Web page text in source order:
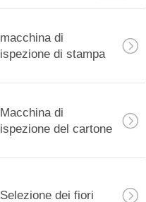
macchina di
ispezione di stampa
Macchina di
ispezione del cartone
Selezione dei fiori